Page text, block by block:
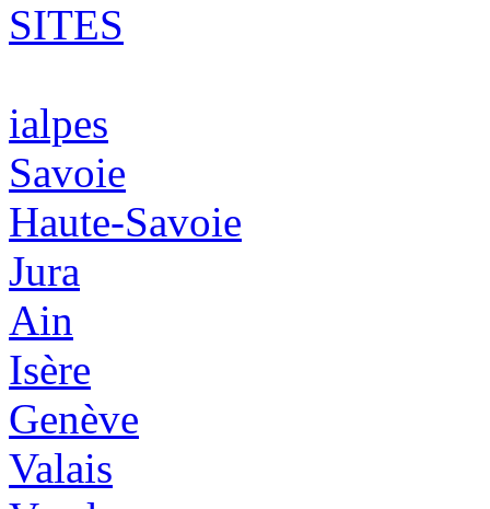
SITES
ialpes
Savoie
Haute-Savoie
Jura
Ain
Isère
Genève
Valais